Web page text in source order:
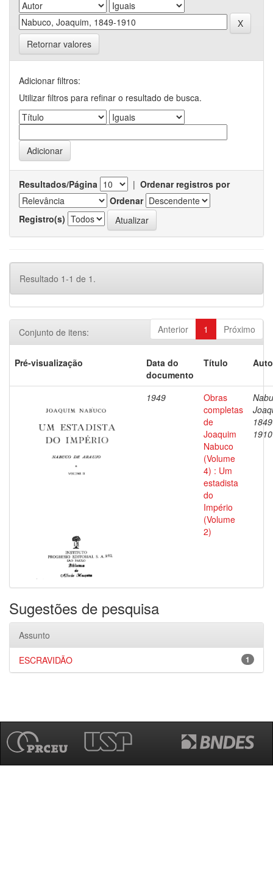
Retornar valores
Adicionar filtros:
Utilizar filtros para refinar o resultado de busca.
Resultados/Página | Ordenar registros por
Ordenar
Registro(s)
Resultado 1-1 de 1.
Anterior 1 Próximo
Conjunto de itens:
Pré-visualização
Data do
documento
Título
1949
Obras
completas
de
Joaquim
Nabuco
(Volume
4) : Um
estadista
do
Império
(Volume
2)
1910
Sugestões de pesquisa
Assunto
1
ESCRAVIDÃO